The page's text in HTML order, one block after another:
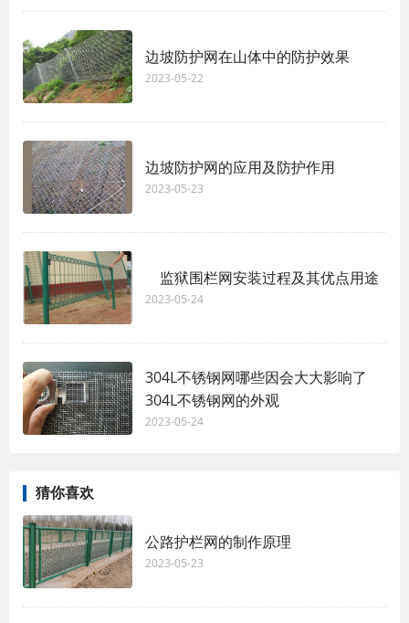
边坡防护网在山体中的防护效果
2023-05-22
边坡防护网的应用及防护作用
2023-05-23
监狱围栏网安装过程及其优点用途
2023-05-24
304L不锈钢网哪些因会大大影响了
304L不锈钢网的外观
2023-05-24
猜你喜欢
公路护栏网的制作原理
2023-05-23